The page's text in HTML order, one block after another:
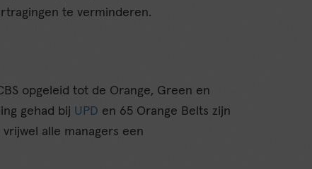
te verminderen.
opgeleid tot de Orange, Green en
gehad bij UPD en 65 Orange Belts zijn
alle managers een